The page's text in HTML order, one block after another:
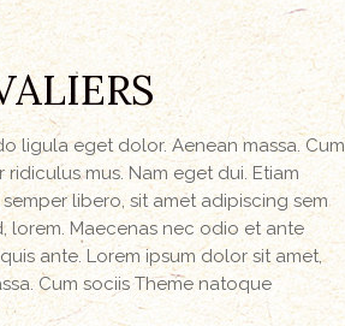
ligula eget dolor. Aenean massa. Cum
mus. Nam eget dui. Etiam
libero, sit amet adipiscing sem
lorem. Maecenas nec odio et ante
ante. Lorem ipsum dolor sit amet,
Cum sociis Theme natoque